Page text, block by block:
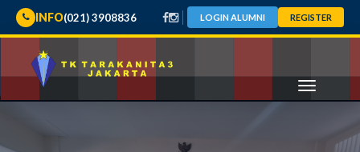
INFO(021) 3908836 LOGIN ALUMNI REGISTER